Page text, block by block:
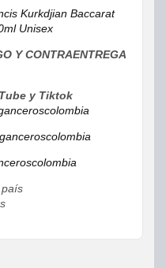
Kurkdjian Baccarat
Unisex
Y CONTRAENTREGA
y Tiktok